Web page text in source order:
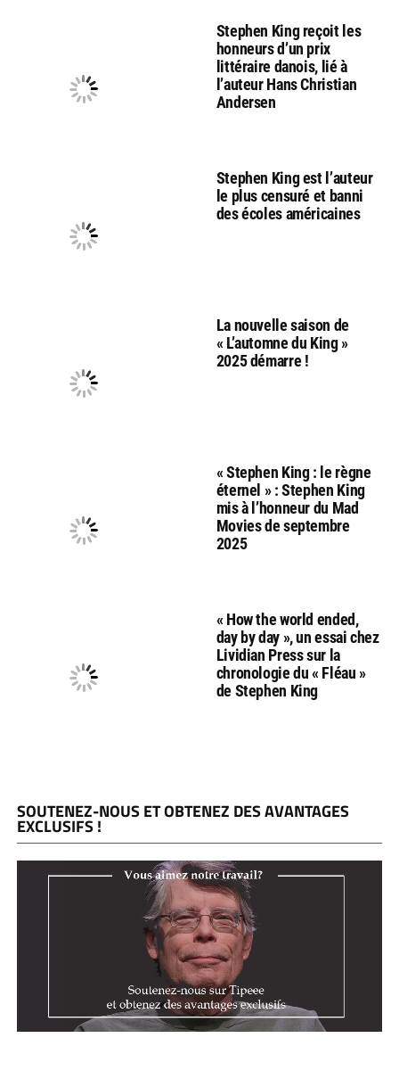
Stephen King reçoit les
honneurs d’un prix
littéraire danois, lié à
l’auteur Hans Christian
Andersen
Stephen King est l’auteur
le plus censuré et banni
des écoles américaines
La nouvelle saison de
« L’automne du King »
2025 démarre !
« Stephen King : le règne
éternel » : Stephen King
mis à l’honneur du Mad
Movies de septembre
2025
« How the world ended,
day by day », un essai chez
Lividian Press sur la
chronologie du « Fléau »
de Stephen King
SOUTENEZ-NOUS ET OBTENEZ DES AVANTAGES
EXCLUSIFS !